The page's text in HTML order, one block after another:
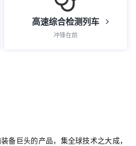
高速综合检测列车
冲锋在前
备巨头的产品，集全球技术之大成，